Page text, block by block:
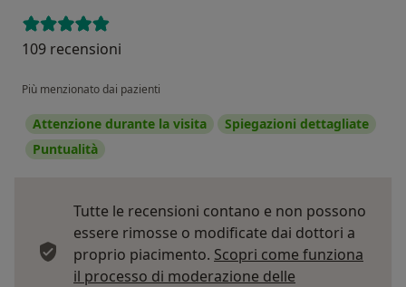
109 recensioni
Più menzionato dai pazienti
Attenzione durante la visita
Spiegazioni dettagliate
Puntualità
Tutte le recensioni contano e non possono
essere rimosse o modificate dai dottori a
proprio piacimento. Scopri come funziona
il processo di moderazione delle